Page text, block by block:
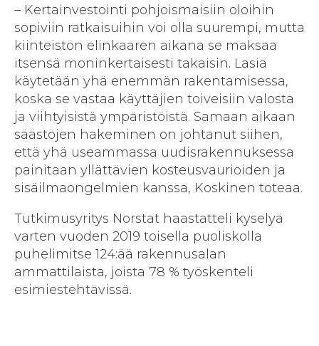
– Kertainvestointi pohjoismaisiin oloihin
sopiviin ratkaisuihin voi olla suurempi, mutta
kiinteistön elinkaaren aikana se maksaa
itsensä moninkertaisesti takaisin. Lasia
käytetään yhä enemmän rakentamisessa,
koska se vastaa käyttäjien toiveisiin valosta
ja viihtyisistä ympäristöistä. Samaan aikaan
säästöjen hakeminen on johtanut siihen,
että yhä useammassa uudisrakennuksessa
painitaan yllättävien kosteusvaurioiden ja
sisäilmaongelmien kanssa, Koskinen toteaa.
Tutkimusyritys Norstat haastatteli kyselyä
varten vuoden 2019 toisella puoliskolla
puhelimitse 124:ää rakennusalan
ammattilaista, joista 78 % työskenteli
esimiestehtävissä.